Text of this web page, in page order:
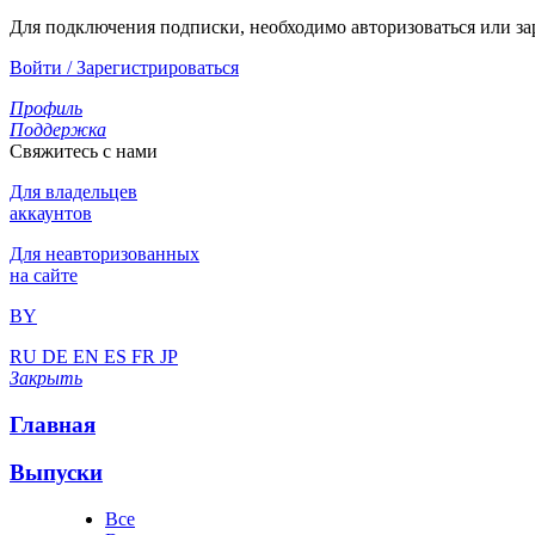
Для подключения подписки, необходимо авторизоваться или
Войти / Зарегистрироваться
Профиль
Поддержка
Свяжитесь с нами
Для владельцев
аккаунтов
Для неавторизованных
на сайте
BY
RU DE EN ES FR JP
Закрыть
Главная
Выпуски
Все